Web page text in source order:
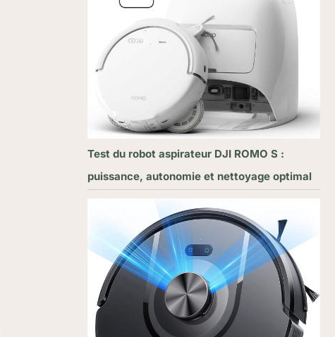
Test du robot aspirateur DJI ROMO S :
puissance, autonomie et nettoyage optimal